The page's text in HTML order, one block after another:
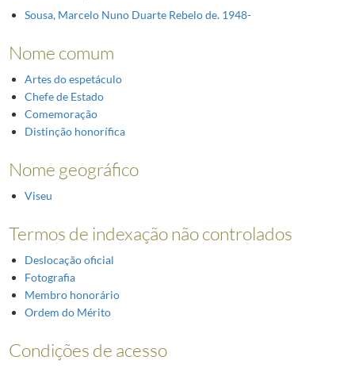
Sousa, Marcelo Nuno Duarte Rebelo de. 1948-
Nome comum
Artes do espetáculo
Chefe de Estado
Comemoração
Distinção honorífica
Nome geográfico
Viseu
Termos de indexação não controlados
Deslocação oficial
Fotografia
Membro honorário
Ordem do Mérito
Condições de acesso